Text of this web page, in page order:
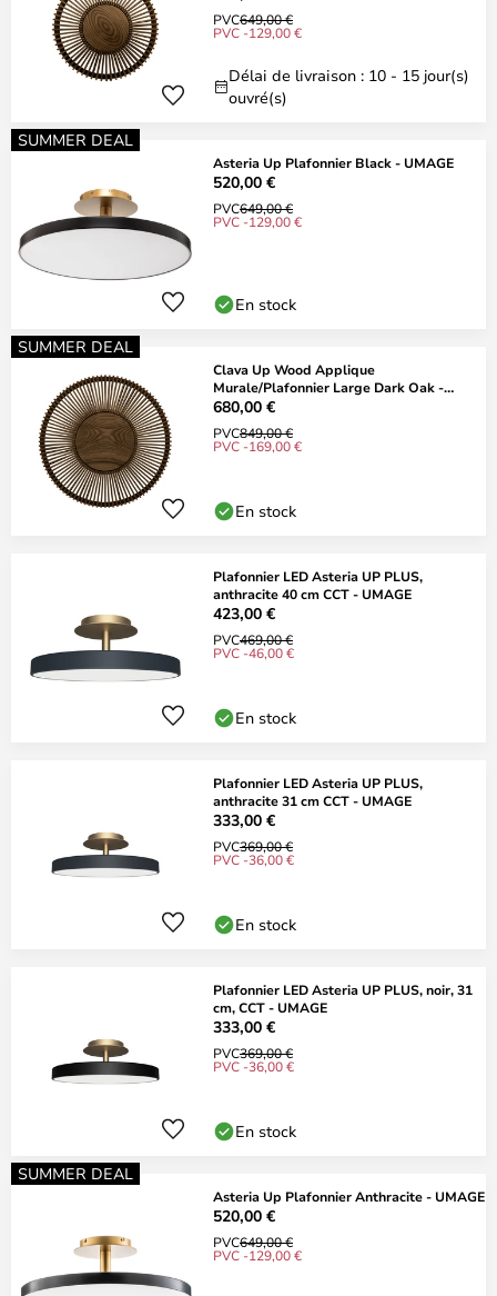
PVC649,00 €
PVC -129,00 €
Délai de livraison : 10 - 15 jour(s)
ouvré(s)
SUMMER DEAL
Asteria Up Plafonnier Black - UMAGE
520,00 €
PVC649,00 €
PVC -129,00 €
En stock
SUMMER DEAL
Clava Up Wood Applique
Murale/Plafonnier Large Dark Oak -
UMAGE
680,00 €
PVC849,00 €
PVC -169,00 €
En stock
Plafonnier LED Asteria UP PLUS,
anthracite 40 cm CCT - UMAGE
423,00 €
PVC469,00 €
PVC -46,00 €
En stock
Plafonnier LED Asteria UP PLUS,
anthracite 31 cm CCT - UMAGE
333,00 €
PVC369,00 €
PVC -36,00 €
En stock
Plafonnier LED Asteria UP PLUS, noir, 31
cm, CCT - UMAGE
333,00 €
PVC369,00 €
PVC -36,00 €
En stock
SUMMER DEAL
Asteria Up Plafonnier Anthracite - UMAGE
520,00 €
PVC649,00 €
PVC -129,00 €